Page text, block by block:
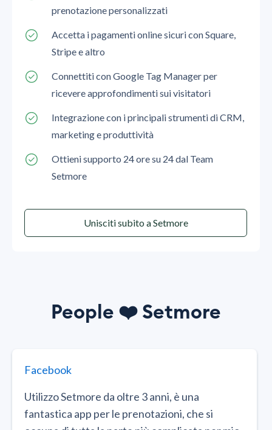
Unisciti subito a Setmore
prenotazione personalizzati
Accetta i pagamenti online sicuri con Square,
Stripe e altro
Connettiti con Google Tag Manager per
ricevere approfondimenti sui visitatori
Integrazione con i principali strumenti di CRM,
marketing e produttività
Ottieni supporto 24 ore su 24 dal Team
Setmore
People ❤️ Setmore
Facebook
Utilizzo Setmore da oltre 3 anni, è una
fantastica app per le prenotazioni, che si